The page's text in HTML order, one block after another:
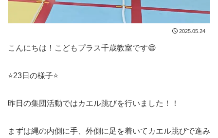
2025.05.24
こんにちは！こどもプラス千歳教室です😄
⭐23日の様子⭐
昨日の集団活動ではカエル跳びを行いました！！
まずは縄の内側に手、外側に足を着いてカエル跳びで進み